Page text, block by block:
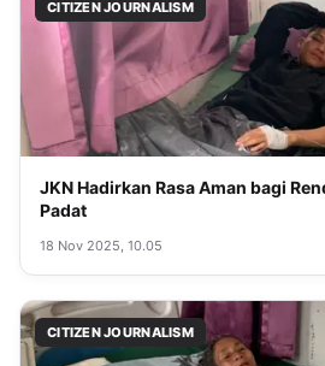
CITIZEN JOURNALISM
JKN Hadirkan Rasa Aman bagi
Padat
18 Nov 2025, 10.05
CITIZEN JOURNALISM